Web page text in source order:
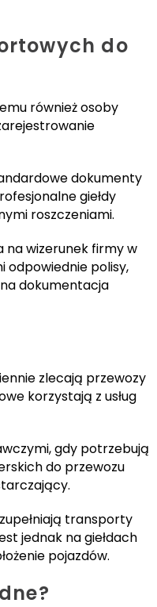
do
również osoby
dokumenty
giełdy
roszczeniami.
na wizerunek firmy w
odpowiednie polisy,
dokumentacja
zlecają przewozy
korzystają z usług
gdy potrzebują
do przewozu
transporty
jednak na giełdach
pojazdów.